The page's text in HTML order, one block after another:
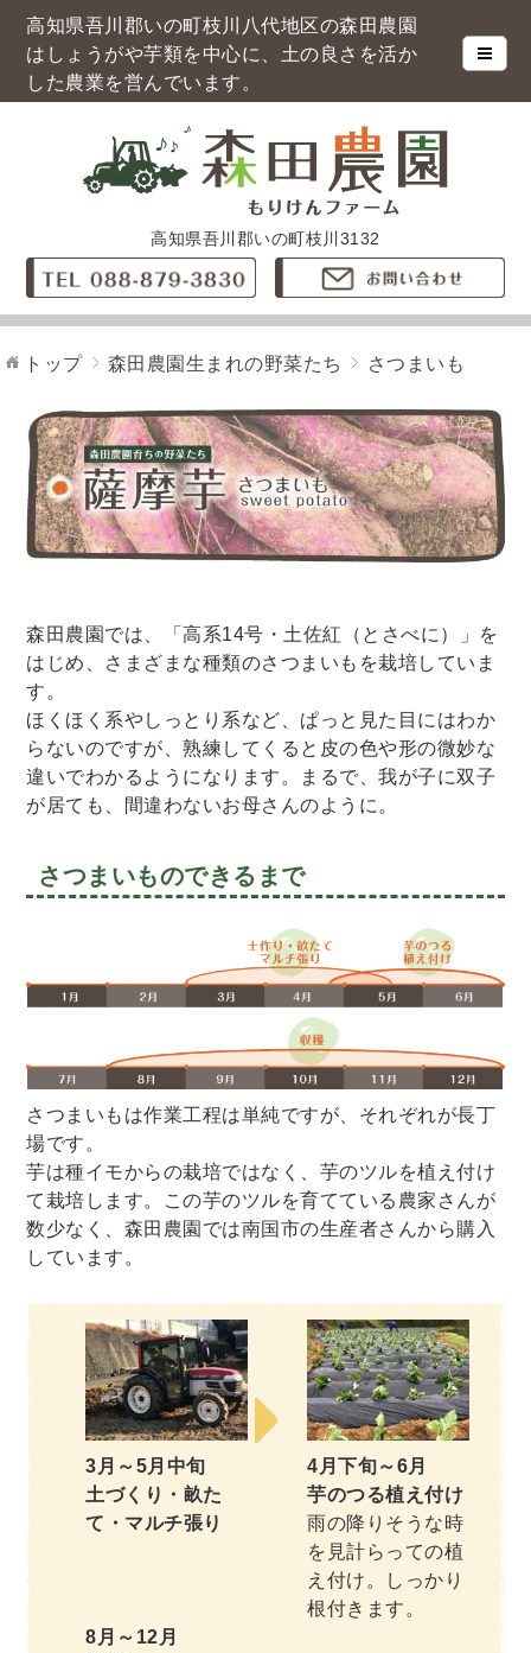
高知県吾川郡いの町枝川八代地区の森田農園
はしょうがや芋類を中心に、土の良さを活か
した農業を営んでいます。
高知県吾川郡いの町枝川3132
トップ 森田農園生まれの野菜たち さつまいも
森田農園では、「高系14号・土佐紅（とさべに）」を
はじめ、さまざまな種類のさつまいもを栽培していま
す。
ほくほく系やしっとり系など、ぱっと見た目にはわか
らないのですが、熟練してくると皮の色や形の微妙な
違いでわかるようになります。まるで、我が子に双子
が居ても、間違わないお母さんのように。
さつまいものできるまで
さつまいもは作業工程は単純ですが、それぞれが長丁
場です。
芋は種イモからの栽培ではなく、芋のツルを植え付け
て栽培します。この芋のツルを育てている農家さんが
数少なく、森田農園では南国市の生産者さんから購入
しています。
3月～5月中旬
土づくり・畝た
て・マルチ張り
4月下旬～6月
芋のつる植え付け
雨の降りそうな時
を見計らっての植
え付け。しっかり
根付きます。
8月～12月